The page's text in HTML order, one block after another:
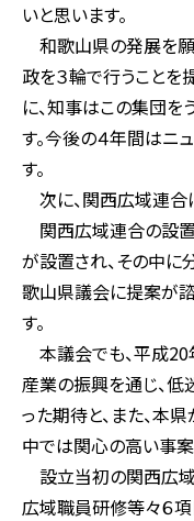
いと思います。
和歌山県の発展を願
政を３輪で行うことを
に、知事はこの集団を
す。今後の４年間はニ
す。
次に、関西広域連合
関西広域連合の設
が設置され、その中に
歌山県議会に提案が諮
す。
本議会でも、平成20
産業の振興を通じ、
った期待と、また、本
中では関心の高い事案
設立当初の関西広域
広域職員研修等々６項